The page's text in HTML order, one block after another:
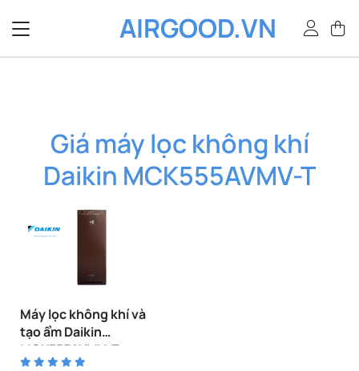
qua
dung
AIRGOOD.VN
Giá máy lọc không khí
Daikin MCK555AVMV-T
Máy lọc không khí và
tạo ẩm Daikin
MCK555AVMV-T